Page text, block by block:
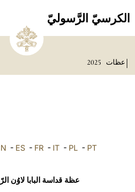
الكرسيّ الرَّسوليّ
عظات 2025
- ES - FR - IT - PL - PT
عظة قداسة البابا لاوُن